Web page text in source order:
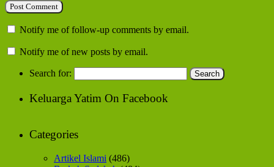
Notify me of follow-up comments by email.
Notify me of new posts by email.
Search for:
Keluarga Yatim On Facebook
Categories
Artikel Islami (486)